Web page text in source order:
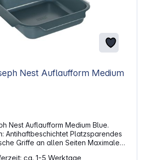
Medium
Nest Auflaufform Medium Blue.
230°C (450° F), Gasmarke 8
ca. 1-5 Werktage